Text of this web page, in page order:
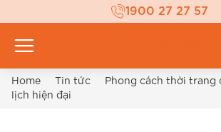
1900 27 27 57
Home Tin tức
Phong cách thời trang
lịch hiện đại